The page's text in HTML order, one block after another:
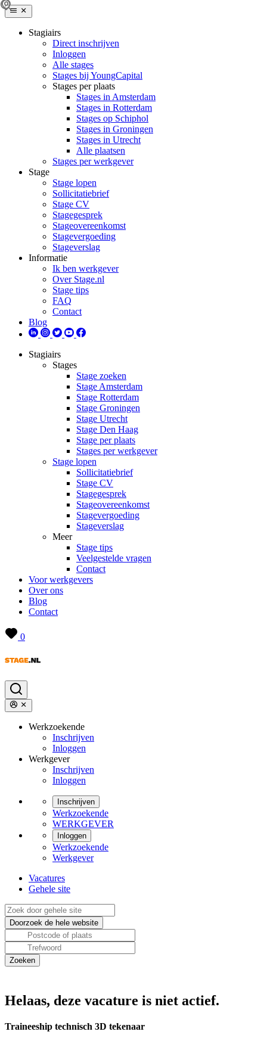
Stagiairs
Direct inschrijven
Inloggen
Alle stages
Stages bij YoungCapital
Stages per plaats
Stages in Amsterdam
Stages in Rotterdam
Stages op Schiphol
Stages in Groningen
Stages in Utrecht
Alle plaatsen
Stages per werkgever
Stage
Stage lopen
Sollicitatiebrief
Stage CV
Stagegesprek
Stageovereenkomst
Stagevergoeding
Stageverslag
Informatie
Ik ben werkgever
Over Stage.nl
Stage tips
FAQ
Contact
Blog
Stagiairs
Stages
Stage zoeken
Stage Amsterdam
Stage Rotterdam
Stage Groningen
Stage Utrecht
Stage Den Haag
Stage per plaats
Stages per werkgever
Stage lopen
Sollicitatiebrief
Stage CV
Stagegesprek
Stageovereenkomst
Stagevergoeding
Stageverslag
Meer
Stage tips
Veelgestelde vragen
Contact
Voor werkgevers
Over ons
Blog
Contact
0
Werkzoekende
Inschrijven
Inloggen
Werkgever
Inschrijven
Inloggen
Inschrijven
Werkzoekende
WERKGEVER
Inloggen
Werkzoekende
Werkgever
Vacatures
Gehele site
Helaas, deze vacature is niet actief.
Traineeship technisch 3D tekenaar